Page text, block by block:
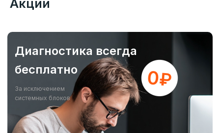
Акции
Диагностика всегда
бесплатно
За исключением
системных блоков